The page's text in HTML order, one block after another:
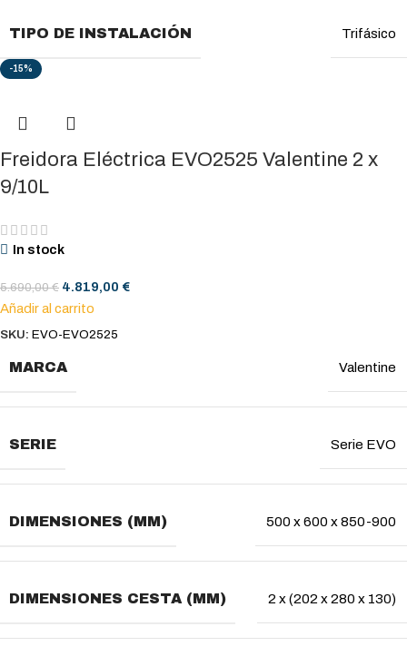
TIPO DE INSTALACIÓN Trifásico
-15%
Freidora Eléctrica EVO2525 Valentine 2 x
9/10L
In stock
5.690,00€ 4.819,00 €
Añadir al carrito
SKU: EVO-EVO2525
MARCA Valentine
SERIE Serie EVO
DIMENSIONES (MM) 500 x 600 x 850-900
DIMENSIONES CESTA (MM) 2 x (202 x 280 x 130)